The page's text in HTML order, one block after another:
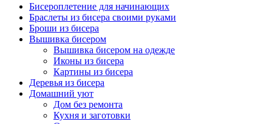
Бисероплетение для начинающих
Браслеты из бисера своими руками
Броши из бисера
Вышивка бисером
Вышивка бисером на одежде
Иконы из бисера
Картины из бисера
Деревья из бисера
Домашний уют
Дом без ремонта
Кухня и заготовки